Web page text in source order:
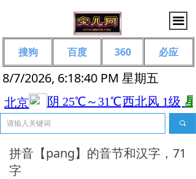
끀
8/7/2026, 6:18:40 PM 星期五
끠
搜狗 百度 360 必应
拼音【pang】的音节和汉字，71
字